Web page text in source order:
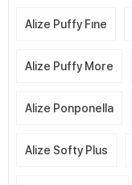
Alize Puffy Fıne
Alize Puffy More
Alize Ponponella
Alize Softy Plus